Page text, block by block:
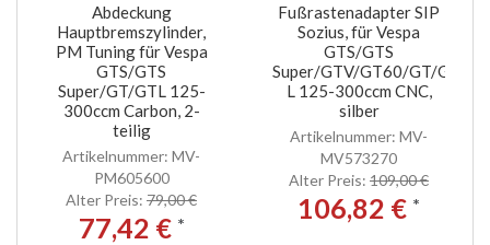
Abdeckung
Hauptbremszylinder,
PM Tuning für Vespa
GTS/GTS
Super/GT/GTL 125-
300ccm Carbon, 2-
teilig
Artikelnummer: MV-
PM605600
Alter Preis: 79,00 €
77,42 € *
Fußrastenadapter SIP
Sozius, für Vespa
GTS/GTS
Super/GTV/GT60/GT/GT
L 125-300ccm CNC,
silber
Artikelnummer: MV-
MV573270
Alter Preis: 109,00 €
106,82 € *